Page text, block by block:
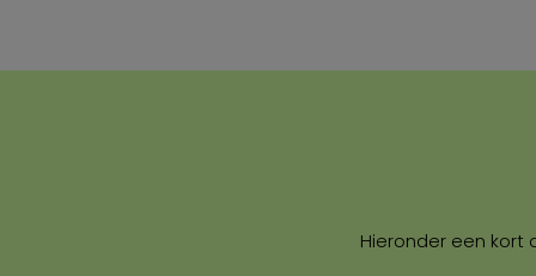
Hieronder een kort